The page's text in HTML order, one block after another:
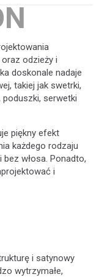
odzieży i
doskonale nadaje
takiej jak swetrki,
poduszki, serwetki
piękny efekt
każdego rodzaju
włosa. Ponadto,
i
i satynowy
wytrzymałe,